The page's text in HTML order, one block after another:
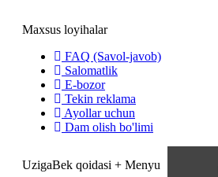
Maxsus loyihalar
FAQ (Savol-javob)
Salomatlik
E-bozor
Tekin reklama
Ayollar uchun
Dam olish bo'limi
UzigaBek qoidasi + Menyu